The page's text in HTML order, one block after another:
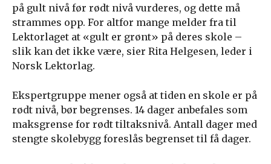
på gult nivå før rødt nivå vurderes, og dette må
strammes opp. For altfor mange melder fra til
Lektorlaget at «gult er grønt» på deres skole –
slik kan det ikke være, sier Rita Helgesen, leder i
Norsk Lektorlag.
Ekspertgruppe mener også at tiden en skole er på
rødt nivå, bør begrenses. 14 dager anbefales som
maksgrense for rødt tiltaksnivå. Antall dager med
stengte skolebygg foreslås begrenset til få dager.